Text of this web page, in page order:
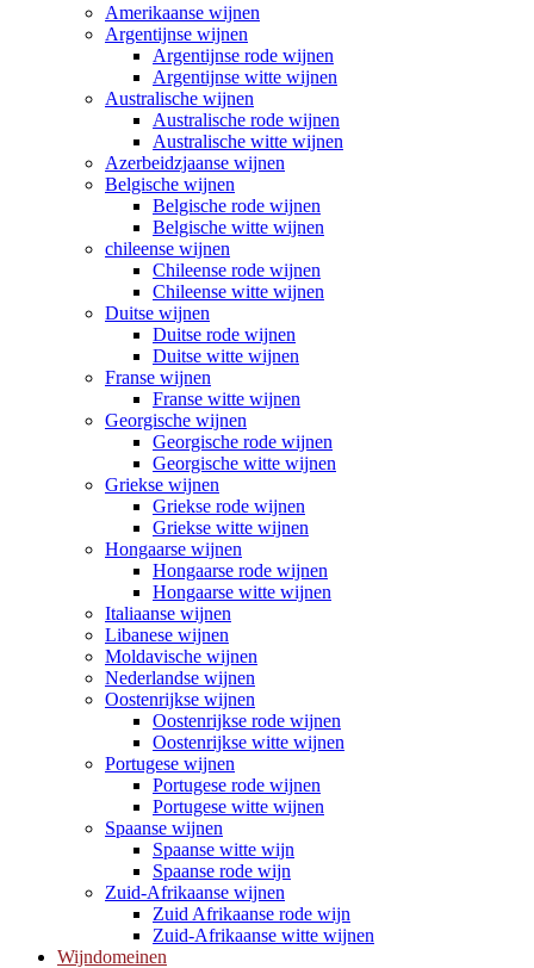
Amerikaanse wijnen
Argentijnse wijnen
Argentijnse rode wijnen
Argentijnse witte wijnen
Australische wijnen
Australische rode wijnen
Australische witte wijnen
Azerbeidzjaanse wijnen
Belgische wijnen
Belgische rode wijnen
Belgische witte wijnen
chileense wijnen
Chileense rode wijnen
Chileense witte wijnen
Duitse wijnen
Duitse rode wijnen
Duitse witte wijnen
Franse wijnen
Franse witte wijnen
Georgische wijnen
Georgische rode wijnen
Georgische witte wijnen
Griekse wijnen
Griekse rode wijnen
Griekse witte wijnen
Hongaarse wijnen
Hongaarse rode wijnen
Hongaarse witte wijnen
Italiaanse wijnen
Libanese wijnen
Moldavische wijnen
Nederlandse wijnen
Oostenrijkse wijnen
Oostenrijkse rode wijnen
Oostenrijkse witte wijnen
Portugese wijnen
Portugese rode wijnen
Portugese witte wijnen
Spaanse wijnen
Spaanse witte wijn
Spaanse rode wijn
Zuid-Afrikaanse wijnen
Zuid Afrikaanse rode wijn
Zuid-Afrikaanse witte wijnen
Wijndomeinen